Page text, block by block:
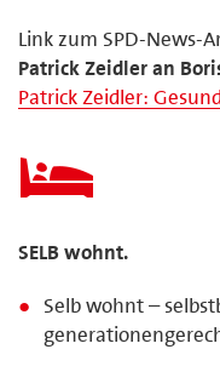
Link zum SPD-News-
Patrick Zeidler an
Patrick Zeidler:
SELB wohnt.
Selb wohnt –